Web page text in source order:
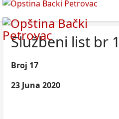
Službeni list br
Broj 17
23 Juna 2020